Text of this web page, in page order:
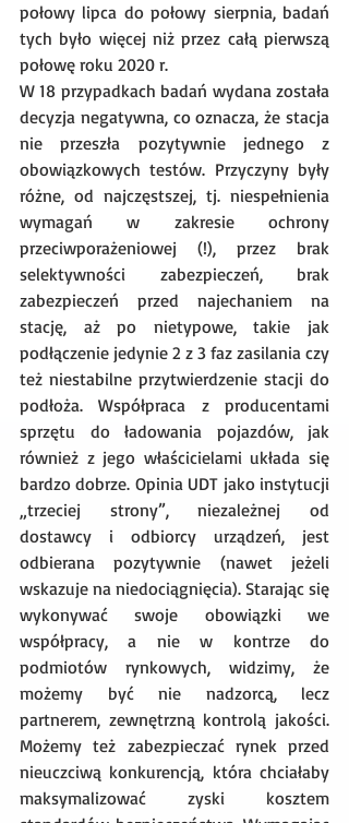
połowy lipca do połowy sierpnia, badań
tych było więcej niż przez całą pierwszą
połowę roku 2020 r.
W 18 przypadkach badań wydana została
decyzja negatywna, co oznacza, że stacja
nie przeszła pozytywnie jednego z
obowiązkowych testów. Przyczyny były
różne, od najczęstszej, tj. niespełnienia
wymagań w zakresie ochrony
przeciwporażeniowej (!), przez brak
selektywności zabezpieczeń, brak
zabezpieczeń przed najechaniem na
stację, aż po nietypowe, takie jak
podłączenie jedynie 2 z 3 faz zasilania czy
też niestabilne przytwierdzenie stacji do
podłoża. Współpraca z producentami
sprzętu do ładowania pojazdów, jak
również z jego właścicielami układa się
bardzo dobrze. Opinia UDT jako instytucji
„trzeciej strony”, niezależnej od
dostawcy i odbiorcy urządzeń, jest
odbierana pozytywnie (nawet jeżeli
wskazuje na niedociągnięcia). Starając się
wykonywać swoje obowiązki we
współpracy, a nie w kontrze do
podmiotów rynkowych, widzimy, że
możemy być nie nadzorcą, lecz
partnerem, zewnętrzną kontrolą jakości.
Możemy też zabezpieczać rynek przed
nieuczciwą konkurencją, która chciałaby
maksymalizować zyski kosztem